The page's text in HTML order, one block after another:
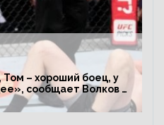
– хороший боец, у
сообщает Волков –